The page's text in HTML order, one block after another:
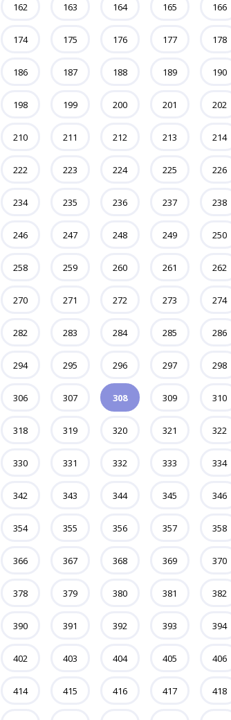
162 163 164 165 166
174 175 176 177 178
186 187 188 189 190
198 199 200 201 202
210 211 212 213 214
222 223 224 225 226
234 235 236 237 238
246 247 248 249 250
258 259 260 261 262
270 271 272 273 274
282 283 284 285 286
294 295 296 297 298
306 307 308 309 310
318 319 320 321 322
330 331 332 333 334
342 343 344 345 346
354 355 356 357 358
366 367 368 369 370
378 379 380 381 382
390 391 392 393 394
402 403 404 405 406
414 415 416 417 418